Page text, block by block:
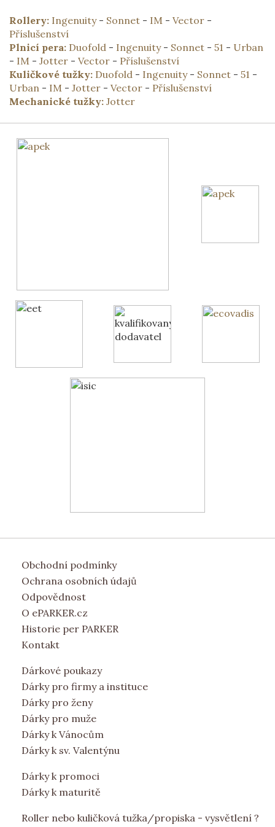
Rollery: Ingenuity- Sonnet - IM - Vector -
Příslušenství
Plnicí pera: Duofold - Ingenuity- Sonnet - 51 - Urban
- IM - Jotter - Vector - Příslušenství
Kuličkové tužky: Duofold - Ingenuity- Sonnet - 51 -
Urban - IM - Jotter - Vector - Příslušenství
Mechanické tužky: Jotter
Obchodní podmínky
Ochrana osobních údajů
Odpovědnost
O ePARKER.cz
Historie per PARKER
Kontakt
Dárkové poukazy
Dárky pro firmy a instituce
Dárky pro ženy
Dárky pro muže
Dárky k Vánocům
Dárky k sv. Valentýnu
Dárky k promoci
Dárky k maturitě
Roller nebo kuličková tužka/propiska - vysvětlení ?